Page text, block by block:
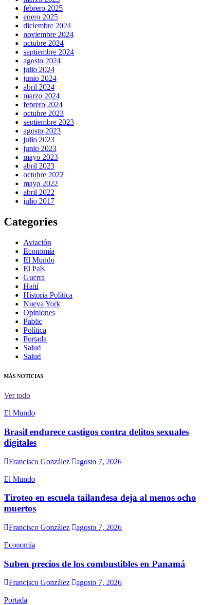
febrero 2025
enero 2025
diciembre 2024
noviembre 2024
octubre 2024
septiembre 2024
agosto 2024
julio 2024
junio 2024
abril 2024
marzo 2024
febrero 2024
octubre 2023
septiembre 2023
agosto 2023
julio 2023
junio 2023
mayo 2023
abril 2023
octubre 2022
mayo 2022
abril 2022
julio 2017
Categories
Aviación
Economía
El Mundo
El País
Guerra
Haití
Historia Política
Nueva York
Opiniones
Pablic
Política
Portada
Salud
Salud
MÁS NOTICIAS
Ver todo
El Mundo
Brasil endurece castigos contra delitos sexuales
digitales
Francisco González agosto 7, 2026
El Mundo
Tiroteo en escuela tailandesa deja al menos ocho
muertos
Francisco González agosto 7, 2026
Economía
Suben precios de los combustibles en Panamá
Francisco González agosto 7, 2026
Portada